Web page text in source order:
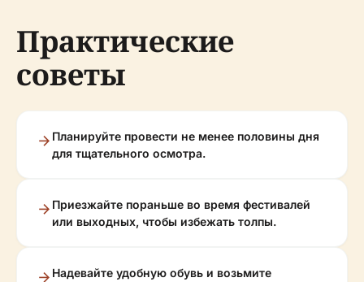
Практические
советы
Планируйте провести не менее половины дня
для тщательного осмотра.
Приезжайте пораньше во время фестивалей
или выходных, чтобы избежать толпы.
Надевайте удобную обувь и возьмите